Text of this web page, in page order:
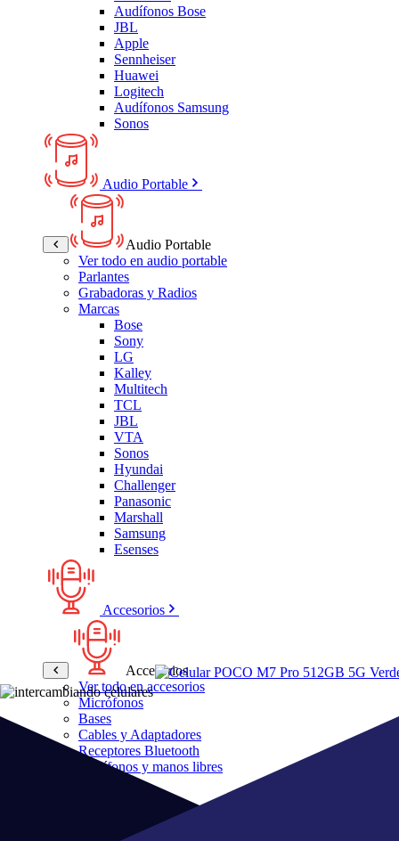
Audífonos Bose
JBL
Apple
Sennheiser
Huawei
Logitech
Audífonos Samsung
Sonos
Audio Portable
Audio Portable
Ver todo en audio portable
Parlantes
Grabadoras y Radios
Marcas
Bose
Sony
LG
Kalley
Multitech
TCL
JBL
VTA
Sonos
Hyundai
Challenger
Panasonic
Marshall
Samsung
Esenses
Accesorios
Accesorios
Ver todo en accesorios
Micrófonos
Bases
Cables y Adaptadores
Receptores Bluetooth
Audífonos y manos libres